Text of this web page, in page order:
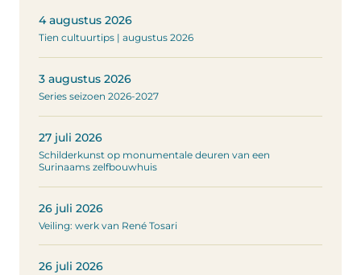
4 augustus 2026
Tien cultuurtips | augustus 2026
3 augustus 2026
Series seizoen 2026-2027
27 juli 2026
Schilderkunst op monumentale deuren van een
Surinaams zelfbouwhuis
26 juli 2026
Veiling: werk van René Tosari
26 juli 2026